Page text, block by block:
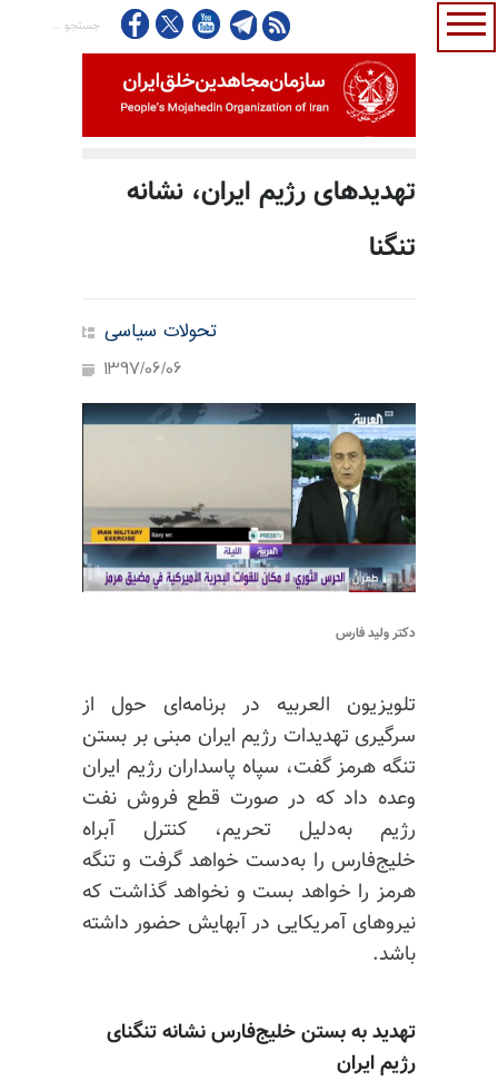
تهدیدهای رژيم ايران، نشانه
تنگنا
تحولات سیاسی
1397/06/06
دکتر ولید فارس
تلویزیون العربیه در برنامه‌ای حول از
سرگیری تهدیدات رژیم ایران مبنی بر بستن
تنگه هرمز گفت، سپاه پاسداران رژیم ایران
وعده داد که در صورت قطع فروش نفت
رژیم به‌دلیل تحریم، کنترل آبراه
خلیج‌فارس را به‌دست خواهد گرفت و تنگه
هرمز را خواهد بست و نخواهد گذاشت که
نیروهای آمریکایی در آبهایش حضور داشته
باشد.
تهدید به بستن خلیج‌فارس نشانه تنگنای
رژیم ایران